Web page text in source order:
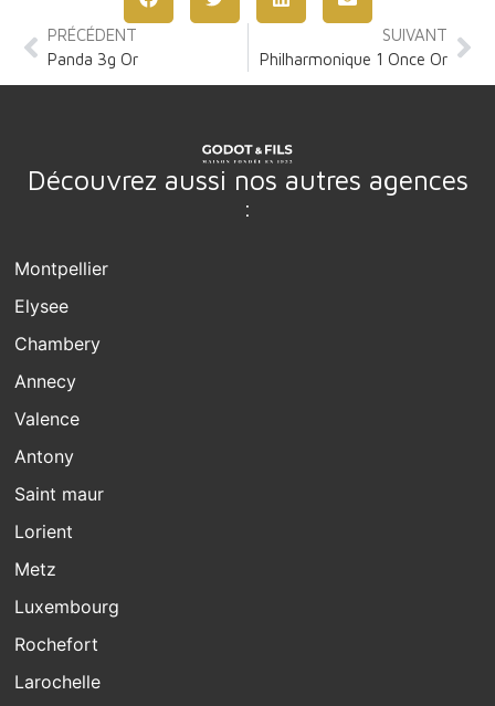
PRÉCÉDENT
Panda 3g Or
SUIVANT
Philharmonique 1 Once Or
Découvrez aussi nos autres agences
:
Montpellier
Elysee
Chambery
Annecy
Valence
Antony
Saint maur
Lorient
Metz
Luxembourg
Rochefort
Larochelle